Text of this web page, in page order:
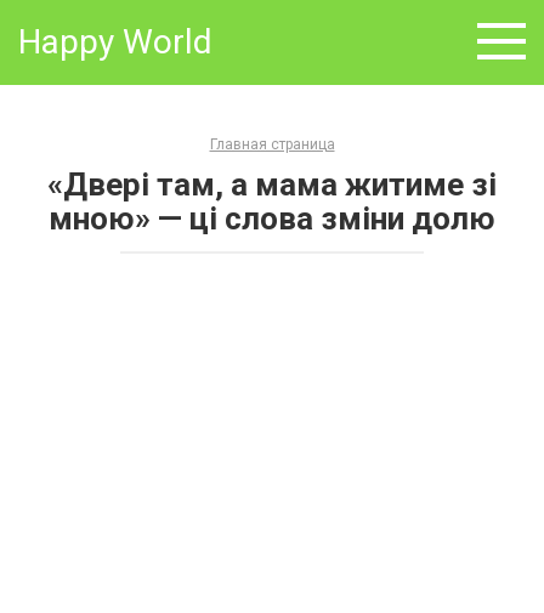
Happy World
Главная страница
«Двері там, а мама житиме зі
мною» — ці слова зміни долю